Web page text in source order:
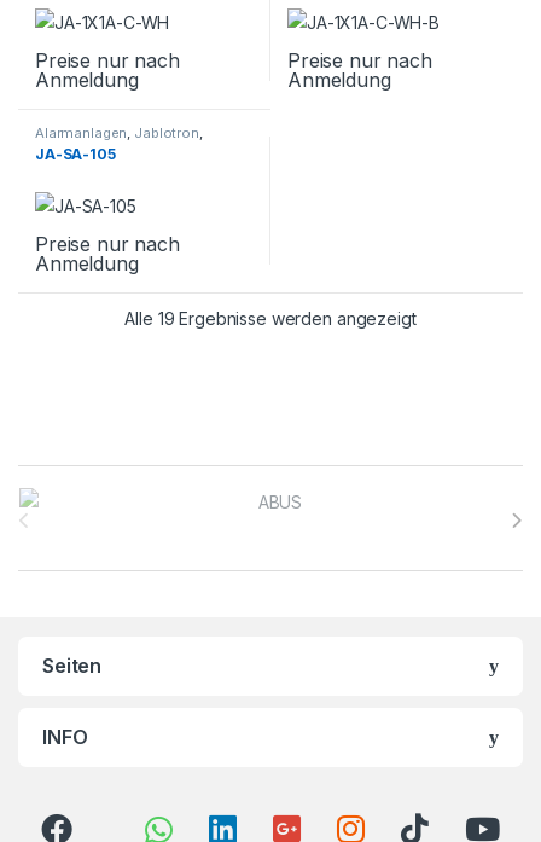
Preise nur nach
Anmeldung
Preise nur nach
Anmeldung
Alarmanlagen Jablotron
Sicherheitstechnik Sirenen
JA-SA-105
Preise nur nach
Anmeldung
Alle 19 Ergebnisse werden angezeigt
Brands Carousel
Seiten
INFO